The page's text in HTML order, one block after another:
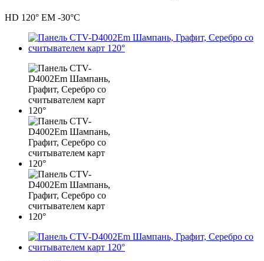
HD 120° EM -30°С